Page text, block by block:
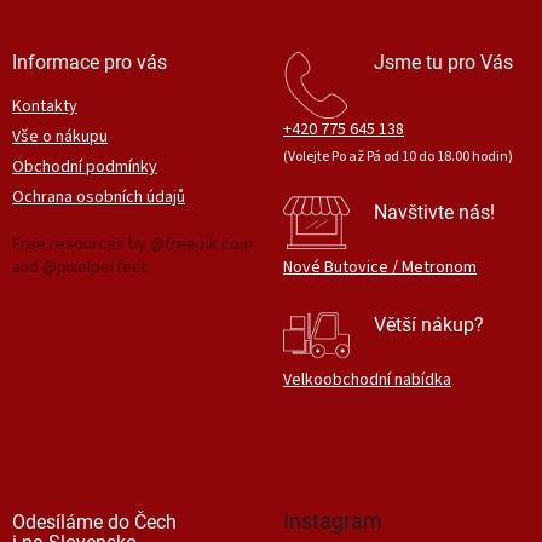
Informace pro vás
Kontakty
Vše o nákupu
Obchodní podmínky
Ochrana osobních údajů
Free resources by @freepik.com
and @pixelperfect
Jsme tu pro Vás
+420 775 645 138
(Volejte Po až Pá od 10 do 18.00 hodin)
Navštivte nás!
Nové Butovice / Metronom
Větší nákup?
Velkoobchodní nabídka
Odesíláme do Čech
Instagram